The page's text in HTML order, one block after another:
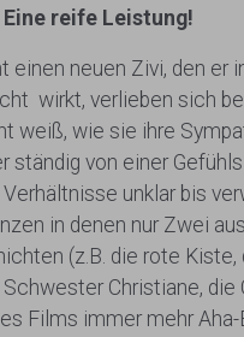
reife Leistung!
neuen Zivi, den
wirkt, verlieben sich
weiß, wie sie ihre
von einer
unklar bis
in denen nur Zwei
(z.B. die rote
Christiane,
Films immer mehr